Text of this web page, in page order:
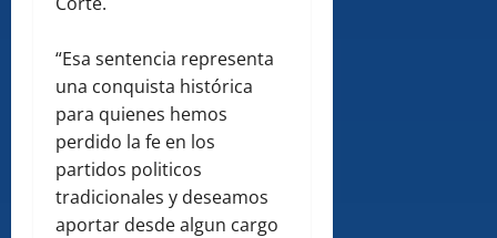
“Esa sentencia representa
una conquista histórica
para quienes hemos
perdido la fe en los
partidos politicos
tradicionales y deseamos
aportar desde algun cargo